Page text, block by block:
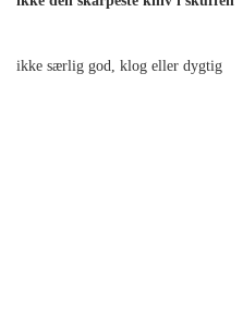
ikke særlig god, klog eller dygtig